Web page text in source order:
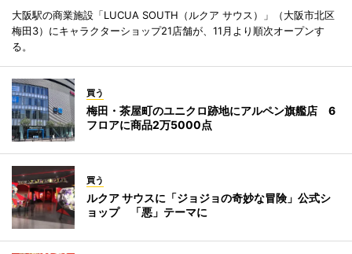
大阪駅の商業施設「LUCUA SOUTH（ルクア サウス）」（大阪市北区
梅田3）にキャラクターショップ21店舗が、11月より順次オープンす
る。
買う
梅田・茶屋町のユニクロ跡地にアルペン旗艦店 6
フロアに商品2万5000点
買う
ルクア サウスに「ジョジョの奇妙な冒険」公式シ
ョップ 「悪」テーマに